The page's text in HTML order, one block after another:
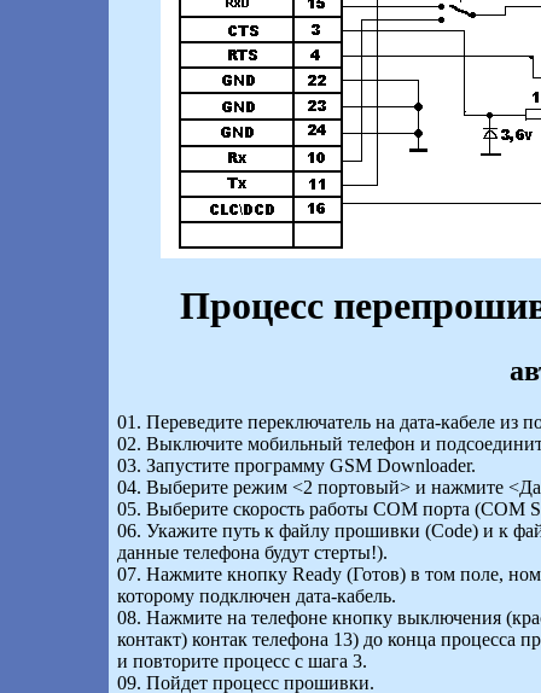
Процесс
01. Переведите переключатель на дата-кабеле из
02. Выключите мобильный телефон и
03. Запустите программу GSM Downloader.
04. Выберите режим <2 портовый> и нажмите
05. Выберите скорость работы COM порта (COM
06. Укажите путь к файлу прошивки (Code) и к
данные телефона будут стерты!).
07. Нажмите кнопку Ready (Готов) в том поле,
которому подключен дата-кабель.
08. Нажмите на телефоне кнопку выключения
контакт) контак телефона 13) до конца процесса
и повторите процесс с шага 3.
09. Пойдет процесс прошивки.